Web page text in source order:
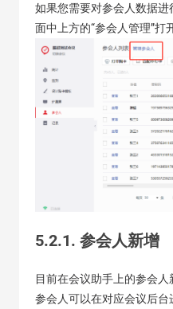
如果您需要对参会人数据
面中上方的“参会人管理”打
5.2.1. 参会人新增
目前在会议助手上的参会
参会人可以在对应会议后台